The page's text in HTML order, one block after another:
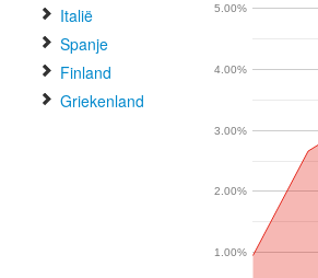
Italië
Spanje
Finland
Griekenland
1.00%
2.00%
3.00%
4.00%
5.00%